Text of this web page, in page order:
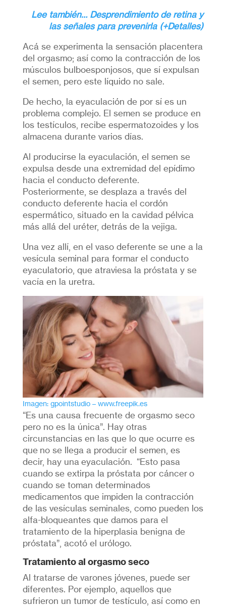
Lee también… Desprendimiento de retina y
las señales para prevenirla (+Detalles)
Acá se experimenta la sensación placentera
del orgasmo; así como la contracción de los
músculos bulboesponjosos, que sí expulsan
el semen, pero este líquido no sale.
De hecho, la eyaculación de por sí es un
problema complejo. El semen se produce en
los testículos, recibe espermatozoides y los
almacena durante varios días.
Al producirse la eyaculación, el semen se
expulsa desde una extremidad del epídimo
hacia el conducto deferente.
Posteriormente, se desplaza a través del
conducto deferente hacia el cordón
espermático, situado en la cavidad pélvica
más allá del uréter, detrás de la vejiga.
Una vez allí, en el vaso deferente se une a la
vesícula seminal para formar el conducto
eyaculatorio, que atraviesa la próstata y se
vacía en la uretra.
Imagen: gpointstudio – www.freepik.es
“Es una causa frecuente de orgasmo seco
pero no es la única”. Hay otras
circunstancias en las que lo que ocurre es
que no se llega a producir el semen, es
decir, hay una eyaculación. “Esto pasa
cuando se extirpa la próstata por cáncer o
cuando se toman determinados
medicamentos que impiden la contracción
de las vesículas seminales, como pueden los
alfa-bloqueantes que damos para el
tratamiento de la hiperplasia benigna de
próstata”, acotó el urólogo.
Tratamiento al orgasmo seco
Al tratarse de varones jóvenes, puede ser
diferentes. Por ejemplo, aquellos que
sufrieron un tumor de testículo, así como en